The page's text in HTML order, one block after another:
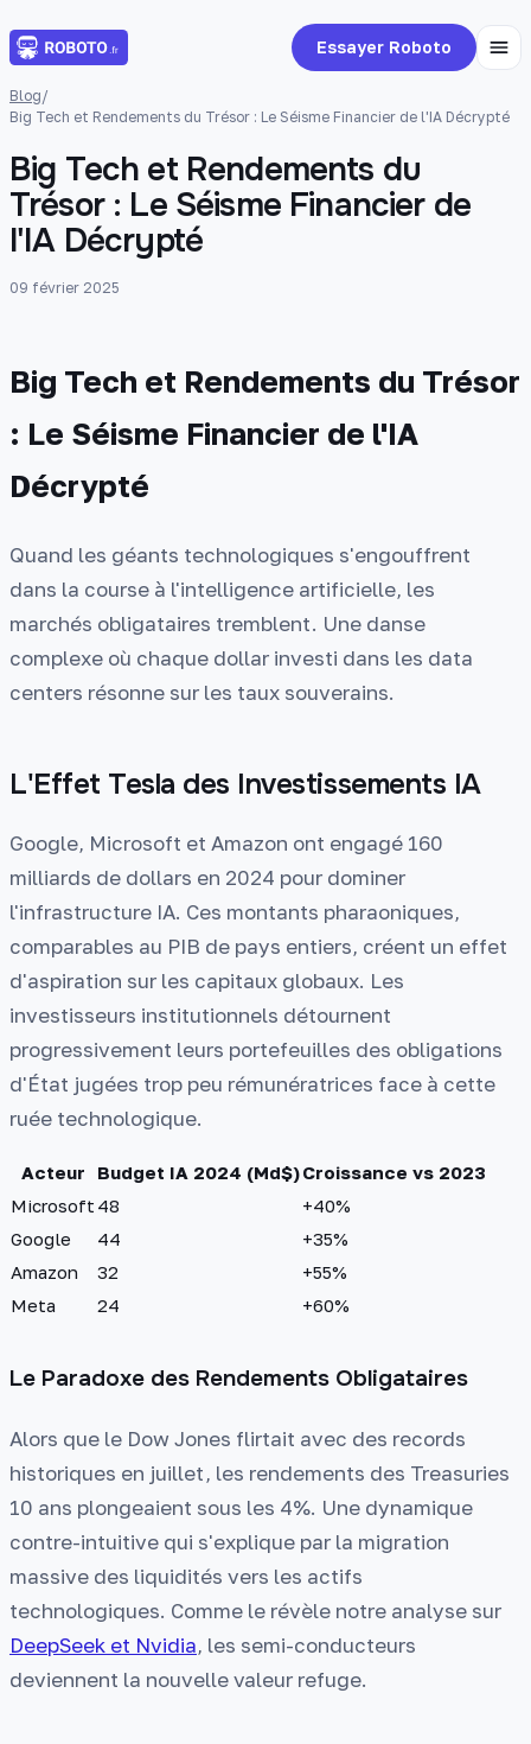
Essayer Roboto
Blog/
Big Tech et Rendements du Trésor : Le Séisme Financier de l'IA Décrypté
Big Tech et Rendements du
Trésor : Le Séisme Financier de
l'IA Décrypté
09 février 2025
Big Tech et Rendements du Trésor
: Le Séisme Financier de l'IA
Décrypté
Quand les géants technologiques s'engouffrent
dans la course à l'intelligence artificielle, les
marchés obligataires tremblent. Une danse
complexe où chaque dollar investi dans les data
centers résonne sur les taux souverains.
L'Effet Tesla des Investissements IA
Google, Microsoft et Amazon ont engagé 160
milliards de dollars en 2024 pour dominer
l'infrastructure IA. Ces montants pharaoniques,
comparables au PIB de pays entiers, créent un effet
d'aspiration sur les capitaux globaux. Les
investisseurs institutionnels détournent
progressivement leurs portefeuilles des obligations
d'État jugées trop peu rémunératrices face à cette
ruée technologique.
Acteur Budget IA 2024 (Md$)Croissance vs 2023
Microsoft 48
+40%
Google
44
+35%
Amazon
32
+55%
Meta
24 +60%
Le Paradoxe des Rendements Obligataires
Alors que le Dow Jones flirtait avec des records
historiques en juillet, les rendements des Treasuries
10 ans plongeaient sous les 4%. Une dynamique
contre-intuitive qui s'explique par la migration
massive des liquidités vers les actifs
technologiques. Comme le révèle notre analyse sur
DeepSeek et Nvidia, les semi-conducteurs
deviennent la nouvelle valeur refuge.